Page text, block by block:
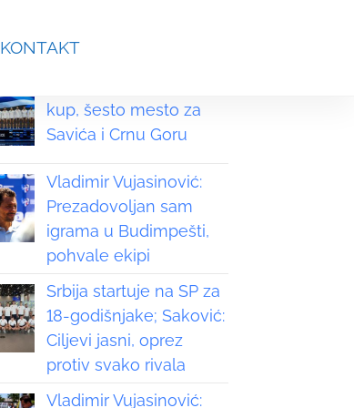
KONTAKT
kup, šesto mesto za
Savića i Crnu Goru
Vladimir Vujasinović:
Prezadovoljan sam
igrama u Budimpešti,
pohvale ekipi
Srbija startuje na SP za
18-godišnjake; Saković:
Ciljevi jasni, oprez
protiv svako rivala
Vladimir Vujasinović: